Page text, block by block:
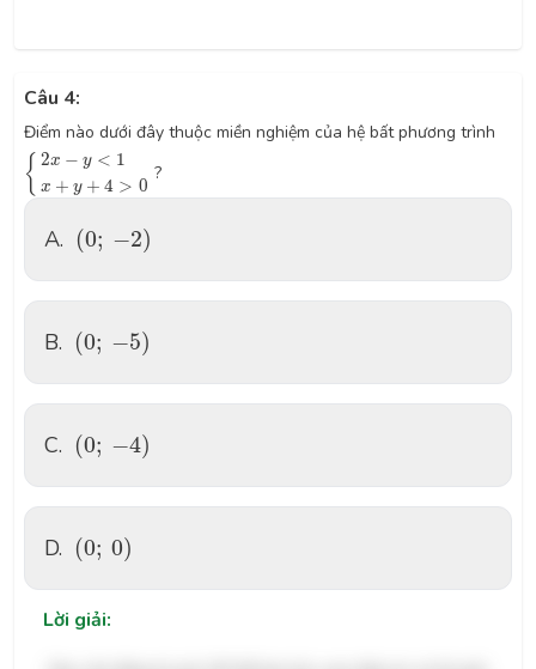
Câu 4:
Điểm nào dưới đây thuộc miền nghiệm của hệ bất phương trình
{ 2x − y < 1
x + y + 4 > 0
2 x− 1 + y
?
A. (0; −2)
(0; )
B. (0; −5)
(0; )
C. (0; −4)
(0; )
D. (0; 0)
(0; 0)
Lời giải: